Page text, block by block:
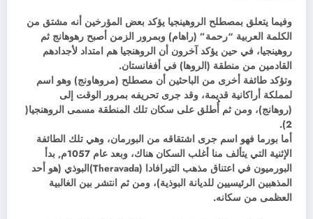
وفيما يتعلق بمصطلح الروهينجيا يؤكد بعض المؤرخين أنه مشتق من
الكلمة العربية “رحمة” (راهام) وبمرور الزمن أصبح رهوهانج ثم
روهينجيا، في حين يؤكد آخرون أن الروهنجيا هم امتداد لأجدادهم
القادمين من منطقة (الروها) في أفغانستان.
وتؤكد طائفة أخرى من الباحثين أن مصطلح (مروهاونج) وهو اسم
لمملكة أراكانية قديمة، وقد جرى تحريفه بمرور الوقت إلى
(روهانج)، ومن ثم أُطلق على سكان تلك المنطقة مسمى الروهنجيا(
2).
أما بورما فهو اسم جرى اشتقاقه من البورمان، وهي تلك الطائفة
الإثنية التي يتألف منا أغلب السكان هناك، وبعد عام 1057م, بدأ
البورميون في اعتناق مذهب التيرافادا (Theravada)البوذي (هو أحد
المذهبين الرئيسيين للديانة البوذية)، ومن ثم انتشر بين الغالبية
العظمى من سكانه.